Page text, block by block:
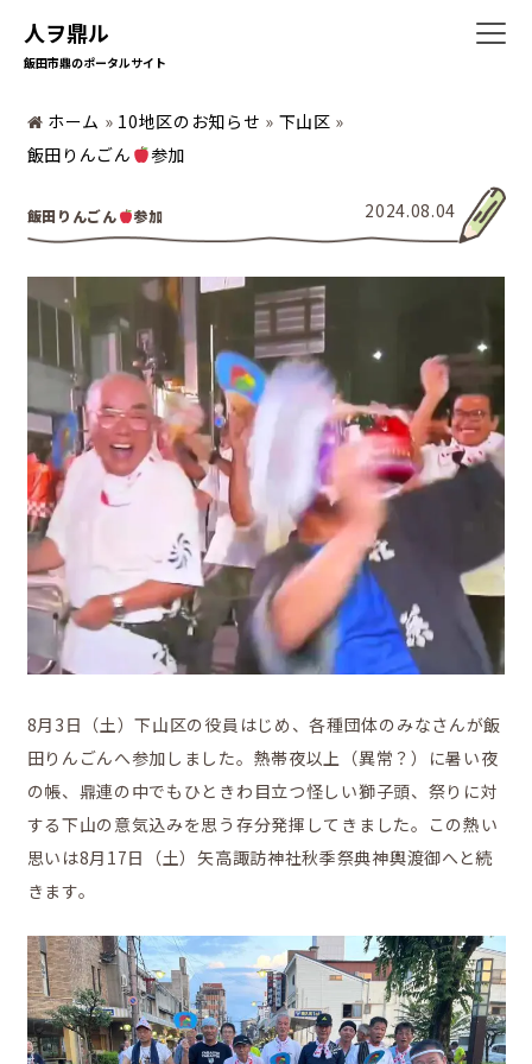
人ヲ鼎ル
飯田市鼎のポータルサイト
ホーム
暮らしの情報
地域の活動
かなえの人特集
鼎地区の魅力
移住をお考えの方へ
ホーム » 10地区のお知らせ » 下山区 »
飯田りんごん
参加
2024.08.04
飯田りんごん 参加
8月3日（土）下山区の役員はじめ、各種団体のみなさんが飯
田りんごんへ参加しました。熱帯夜以上（異常？）に暑い夜
の帳、鼎連の中でもひときわ目立つ怪しい獅子頭、祭りに対
する下山の意気込みを思う存分発揮してきました。この熱い
思いは8月17日（土）矢高諏訪神社秋季祭典神輿渡御へと続
きます。